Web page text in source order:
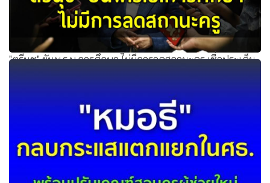
"ตรีนุช" ยันพ.ร.บ.การศึกษา ไม่มีการลดสถานะครู เชื่อประเด็น
หลักกม.ไม่แตะต้องอะไรที่กระทบคุณภาพชีวิตครู